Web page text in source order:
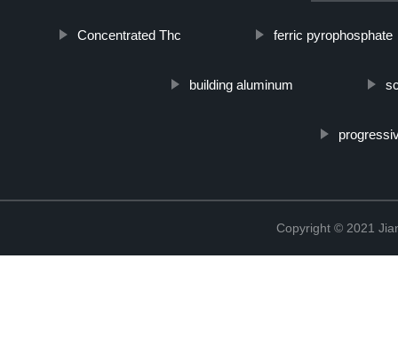
Concentrated Thc ferric pyrophosphate
building aluminum
Copyright © 2021